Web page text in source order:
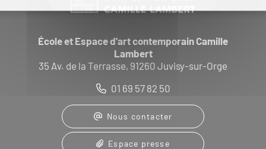
École et Espace d'art contemporain Camille
Lambert
35 Av. de la Terrasse, 91260 Juvisy-sur-Orge
01 69 57 82 50
Nous contacter
Espace presse